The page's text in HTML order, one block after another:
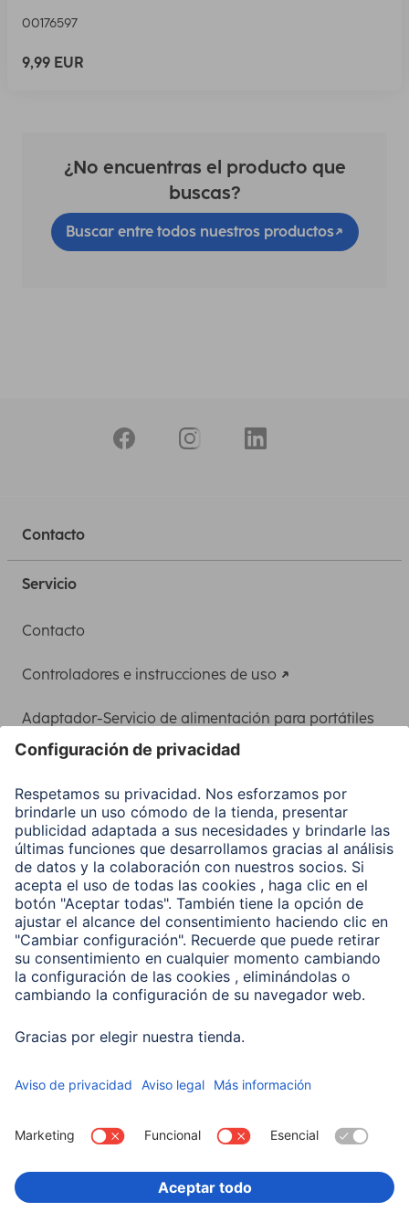
00176597
9,99 EUR
¿No encuentras el producto que
buscas?
Buscar entre todos nuestros productos
Contacto
Servicio
Contacto
Controladores e instrucciones de uso
Adaptador-Servicio de alimentación para portátiles
Clientes online
Conviértete en distribuidor
Compañía
Historia de la empresa
Hama en todo el Mundo
Sostenibilidad
Business-Portal
Escoger Pais